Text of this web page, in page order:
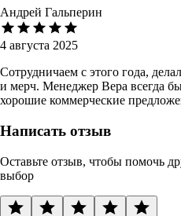
Андрей Гальперин
4 августа 2025
Сотрудничаем с этого года,
и мерч. Менеджер Вера всегда
хорошие коммерческие
Написать отзыв
Оставьте отзыв, чтобы помочь
выбор